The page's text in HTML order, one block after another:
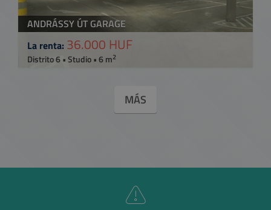
ANDRÁSSY ÚT GARAGE
La renta: 36.000 HUF
Distrito 6 • Studio • 6 m2
MÁS